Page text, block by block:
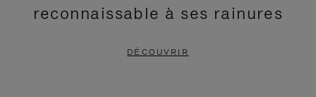
reconnaissable à ses rainures
DÉCOUVRIR